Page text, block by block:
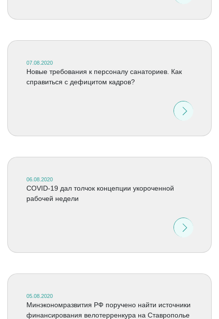
07.08.2020
Новые требования к персоналу санаториев. Как
справиться с дефицитом кадров?
06.08.2020
COVID-19 дал толчок концепции укороченной
рабочей недели
05.08.2020
Минэкономразвития РФ поручено найти источники
финансирования велотерренкура на Ставрополье